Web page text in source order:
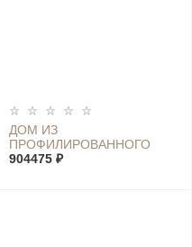
ДОМ ИЗ
ПРОФИЛИРОВАННОГО
БРУСА ЛУИЗА 6.5М Х 4.5М
904475 ₽